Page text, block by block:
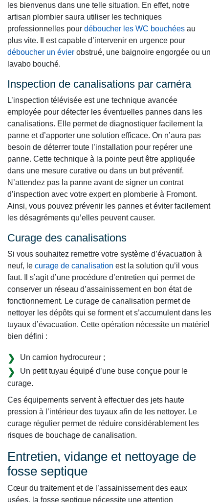
les bienvenus dans une telle situation. En effet, notre
artisan plombier saura utiliser les techniques
professionnelles pour déboucher les WC bouchées au
plus vite. Il est capable d’intervenir en urgence pour
déboucher un évier obstrué, une baignoire engorgée ou un
lavabo bouché.
Inspection de canalisations par caméra
L’inspection télévisée est une technique avancée
employée pour détecter les éventuelles pannes dans les
canalisations. Elle permet de diagnostiquer facilement la
panne et d’apporter une solution efficace. On n’aura pas
besoin de déterrer toute l’installation pour repérer une
panne. Cette technique à la pointe peut être appliquée
dans une mesure curative ou dans un but préventif.
N’attendez pas la panne avant de signer un contrat
d’inspection avec votre expert en plomberie à Fromont.
Ainsi, vous pouvez prévenir les pannes et éviter facilement
les désagréments qu’elles peuvent causer.
Curage des canalisations
Si vous souhaitez remettre votre système d’évacuation à
neuf, le curage de canalisation est la solution qu’il vous
faut. Il s’agit d’une procédure d’entretien qui permet de
conserver un réseau d’assainissement en bon état de
fonctionnement. Le curage de canalisation permet de
nettoyer les dépôts qui se forment et s’accumulent dans les
tuyaux d’évacuation. Cette opération nécessite un matériel
bien défini :
Un camion hydrocureur ;
Un petit tuyau équipé d’une buse conçue pour le
curage.
Ces équipements servent à effectuer des jets haute
pression à l’intérieur des tuyaux afin de les nettoyer. Le
curage régulier permet de réduire considérablement les
risques de bouchage de canalisation.
Entretien, vidange et nettoyage de
fosse septique
Cœur du traitement et de l’assainissement des eaux
usées, la fosse septique nécessite une attention